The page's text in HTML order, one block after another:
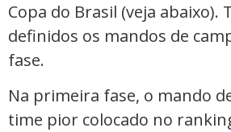
Copa do Brasil (veja abaixo).
definidos os mandos de
fase.
Na primeira fase, o mando
time pior colocado no